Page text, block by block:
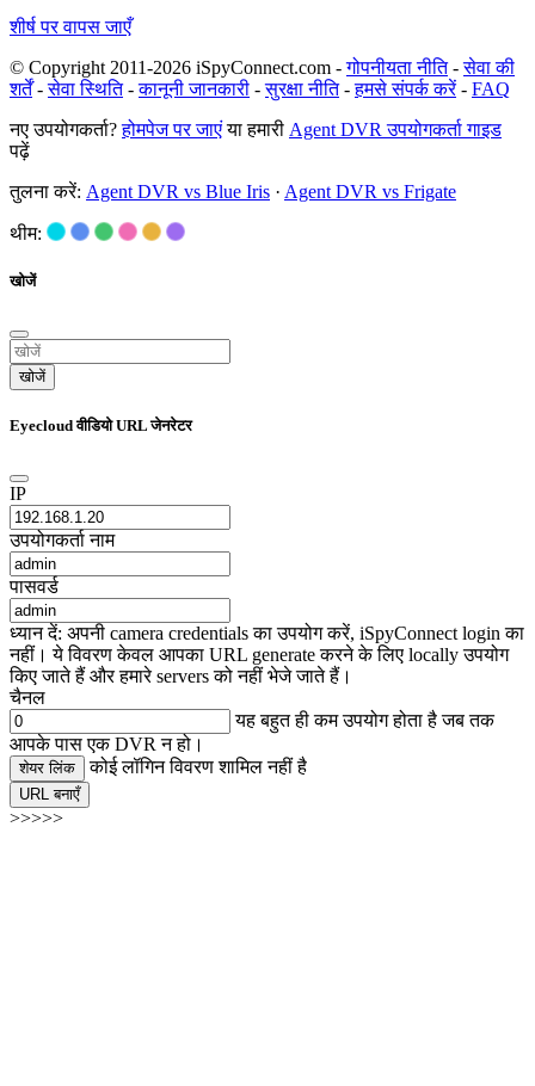
शीर्ष पर वापस जाएँ
© Copyright 2011-2026 iSpyConnect.com -गोपनीयता नीति-सेवा की
शर्तें-सेवा स्थिति-कानूनी जानकारी -सुरक्षा नीति-हमसे संपर्क करें- FAQ
नए उपयोगकर्ता?होमपेज पर जाएंया हमारी Agent DVR उपयोगकर्ता गाइड
पढ़ें
तुलना करें: Agent DVR vs Blue Iris · Agent DVR vs Frigate
थीम:
खोजें
खोजें
Eyecloud वीडियो URL जेनरेटर
IP
उपयोगकर्ता नाम
पासवर्ड
ध्यान दें: अपनी camera credentials का उपयोग करें, iSpyConnect login का
नहीं। ये विवरण केवल आपका URL generate करने के लिए locally उपयोग
किए जाते हैं और हमारे servers को नहीं भेजे जाते हैं।
चैनल
यह बहुत ही कम उपयोग होता है जब तक
आपके पास एक DVR न हो।
शेयर लिंक कोई लॉगिन विवरण शामिल नहीं है
URL बनाएँ
>>>>>